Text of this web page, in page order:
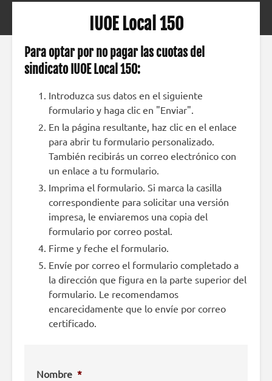
IUOE Local 150
Para optar por no pagar las cuotas del
sindicato IUOE Local 150:
Introduzca sus datos en el siguiente
formulario y haga clic en "Enviar".
En la página resultante, haz clic en el enlace
para abrir tu formulario personalizado.
También recibirás un correo electrónico con
un enlace a tu formulario.
Imprima el formulario. Si marca la casilla
correspondiente para solicitar una versión
impresa, le enviaremos una copia del
formulario por correo postal.
Firme y feche el formulario.
Envíe por correo el formulario completado a
la dirección que figura en la parte superior del
formulario. Le recomendamos
encarecidamente que lo envíe por correo
certificado.
Nombre *